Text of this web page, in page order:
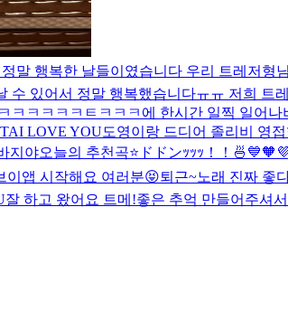
정말 행복한 날들이였습니다 우리 트레저형
수 있어서 정말 행복했습니다ㅠㅠ 저희 트
ㅋㅋㅋㅋㅋㅌㅋㅋㅋ 에 한시간 일찍 일어나
I LOVE YOU도영이랑 드디어 졸리비 영
지야오늘의 추천곡⭐️ ドドンｯｯｯ！！🍜
이앱 시작해요 여러분😝퇴근~노래 진짜 좋
잘 하고 왔어요 트메!좋은 추억 만들어주셔